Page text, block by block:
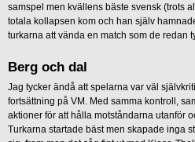
samspel men kvällens bäste svensk (trots
totala kollapsen kom och han själv
turkarna att vända en match som de redan
Berg och dal
Jag tycker ändå att spelarna var väl
fortsättning på VM. Med samma kontroll,
aktioner för att hålla motståndarna utanför
Turkarna startade bäst men skapade inga